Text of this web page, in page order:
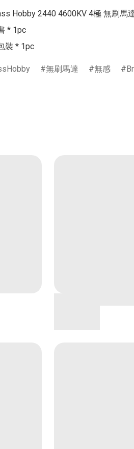
Hobby 2440 4600KV 4極 無刷馬
* 1pc
裝 * 1pc
無刷馬達 無感